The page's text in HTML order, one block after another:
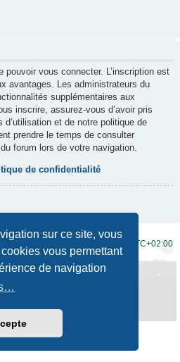
sur ce site, vous
vous permettant
de navigation
vous connecter. L’inscription est
avantages. Les administrateurs du
supplémentaires aux
inscrire, assurez-vous d’avoir pris
et de notre politique de
prendre le temps de consulter
forum lors de votre navigation.
de confidentialité
UTC+02:00
® Forum Software © phpBB Limited
officielle
New Edition
|Conditions